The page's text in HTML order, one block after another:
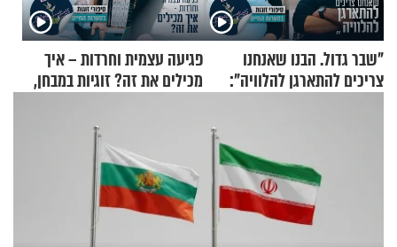
"שבר גדול. הבנו שאנחנו
צריכים להתארגן להלוויה":
פגיעה עצמית וחרדות – איך
מכילים את זה? זוגיות במבחן,